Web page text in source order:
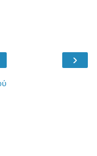
›